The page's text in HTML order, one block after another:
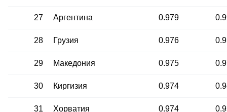
27 Аргентина 0.979
28 Грузия 0.976
29 Македония 0.975
30 Киргизия 0.974
31 Хорватия 0.974